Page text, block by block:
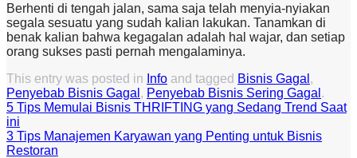
Berhenti di tengah jalan, sama saja telah menyia-nyiakan
segala sesuatu yang sudah kalian lakukan. Tanamkan di
benak kalian bahwa kegagalan adalah hal wajar, dan setiap
orang sukses pasti pernah mengalaminya.
This entry was posted in Info and tagged Bisnis Gagal ,
Penyebab Bisnis Gagal , Penyebab Bisnis Sering Gagal .
5 Tips Memulai Bisnis THRIFTING yang Sedang Trend Saat
ini
3 Tips Manajemen Karyawan yang Penting untuk Bisnis
Restoran